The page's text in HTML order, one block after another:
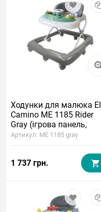
Ходунки для малюка El
Camino ME 1185 Rider
Gray (ігрова панель,
музика, підсвічування)
Артикул: ME 1185 gray
1 737 грн.